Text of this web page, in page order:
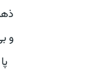
و